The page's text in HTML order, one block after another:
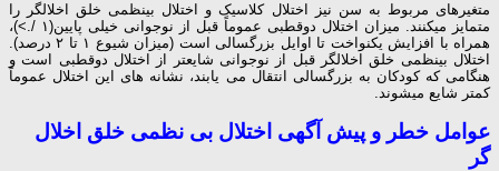
متغیرهای مربوط به سن نیز اختلال کلاسیک و اختلال بی­نظمی خلق اخلالگر را
متمایز می­کنند. میزان اختلال دوقطبی عموماً قبل از نوجوانی خیلی پایین(۱ /.>)،
همراه با افزایش یکنواخت تا اوایل بزرگسالی است (میزان شیوع ۱ تا ۲ درصد).
اختلال بی­نظمی خلق اخلالگر قبل از نوجوانی شایع­تر از اختلال دوقطبی است و
هنگامی که کودکان به بزرگسالی انتقال می ­یابند، نشانه­ های این اختلال عموماً
کمتر شایع می­شوند.
عوامل خطر و پیش ­آگهی اختلال بی نظمی خلق اخلال
گر